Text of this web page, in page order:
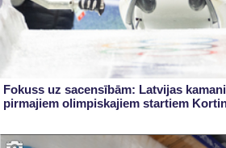
Fokuss uz sacensībām: Latvijas
pirmajiem olimpiskajiem startiem